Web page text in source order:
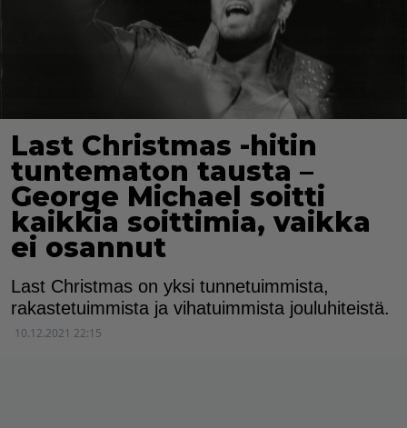
Last Christmas -hitin
tuntematon tausta –
George Michael soitti
kaikkia soittimia, vaikka
ei osannut
Last Christmas on yksi tunnetuimmista,
rakastetuimmista ja vihatuimmista jouluhiteistä.
10.12.2021 22:15